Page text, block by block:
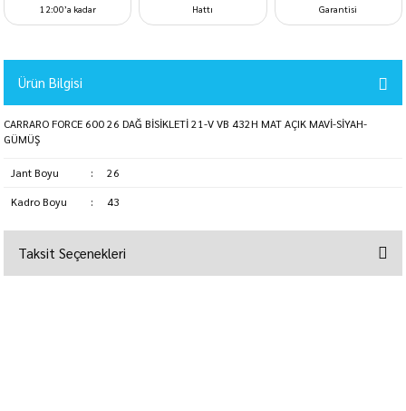
12:00’a kadar
Hattı
Garantisi
Ürün Bilgisi
CARRARO FORCE 600 26 DAĞ BİSİKLETİ 21-V VB 432H MAT AÇIK MAVİ-SİYAH-
GÜMÜŞ
Jant Boyu :
26
Kadro Boyu
: 43
Taksit Seçenekleri